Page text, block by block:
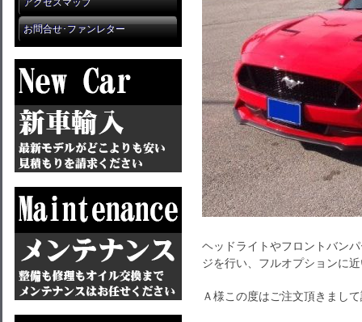
アクセスマップ
お問合せ･ファンレター
ヘッドライトやフロントバン
ジを行い、フルオプションに
Ａ様この度はご注文頂きまし